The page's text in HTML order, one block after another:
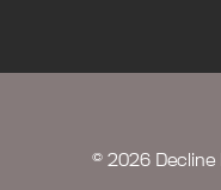
© 2026 Decline